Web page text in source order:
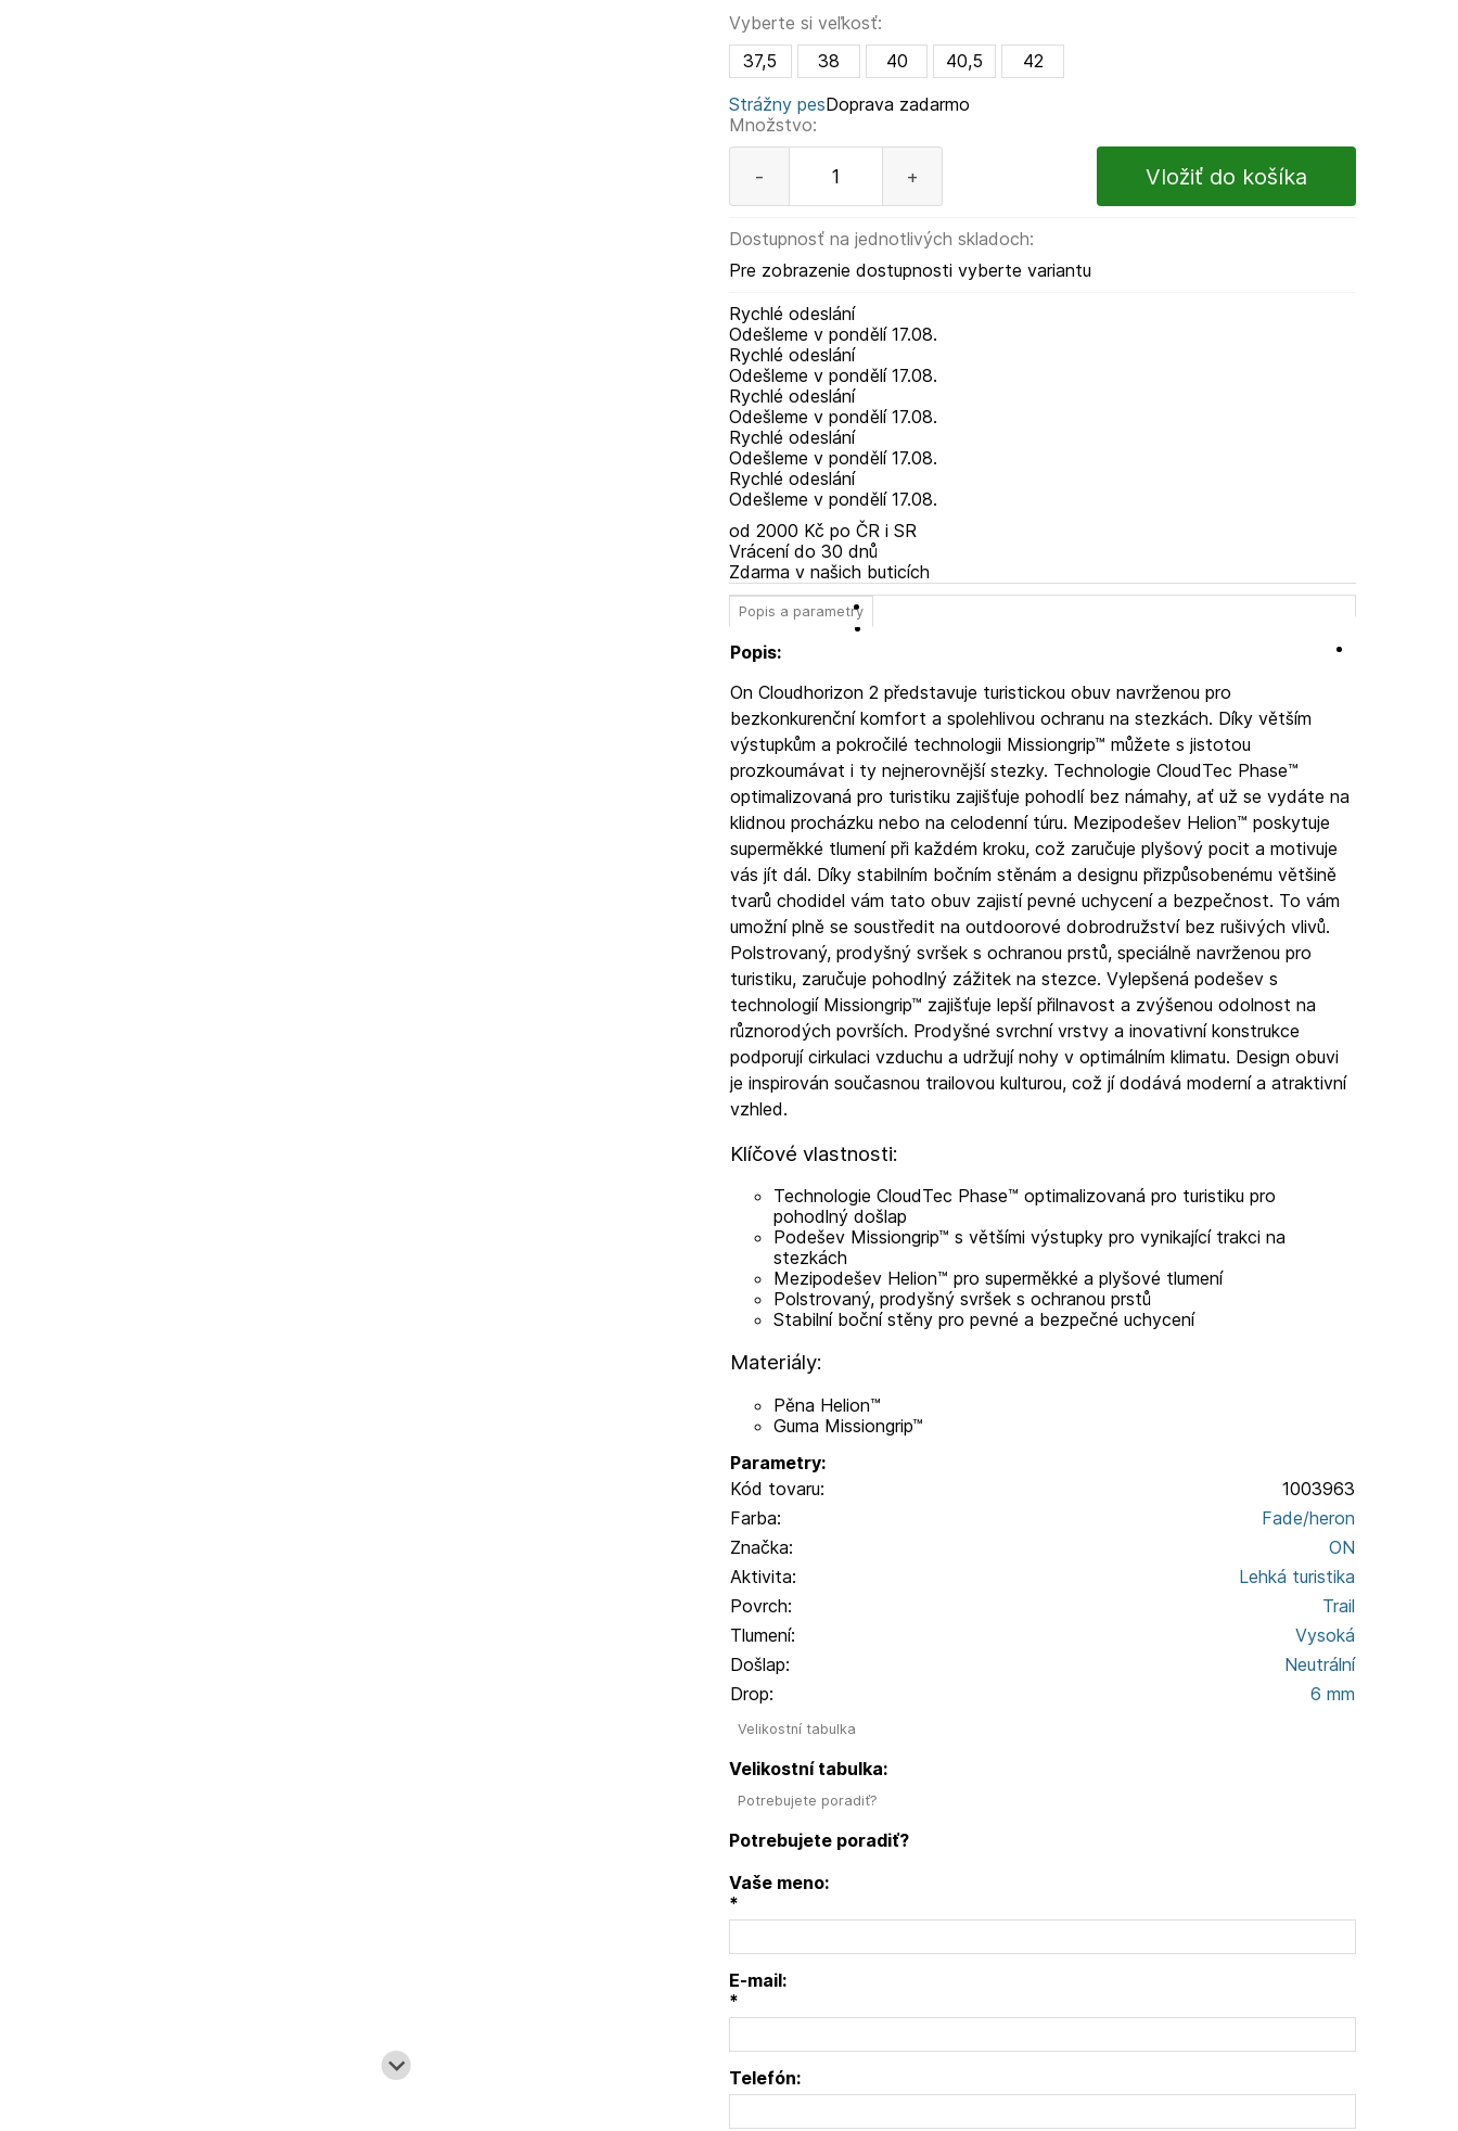
Vyberte si veľkosť:
37,5
38 40 40,5
42
Strážny pes
Množstvo:
- +
Dostupnosť na jednotlivých skladoch:
Pre zobrazenie dostupnosti vyberte variantu
Rychlé odeslání
Odešleme v pondělí17.08.
Rychlé odeslání
Odešleme v pondělí17.08.
Rychlé odeslání
Odešleme v pondělí17.08.
Rychlé odeslání
Odešleme v pondělí17.08.
Rychlé odeslání
Odešleme v pondělí17.08.
Doprava zadarmo
od 2000 Kč po ČR i SR
Vrácení do 30 dnů
Zdarma v našich buticích
Popis a parametry
Popis:
On Cloudhorizon 2 představuje turistickou obuv navrženou pro
bezkonkurenční komfort a spolehlivou ochranu na stezkách. Díky větším
výstupkům a pokročilé technologii Missiongrip™ můžete s jistotou
prozkoumávat i ty nejnerovnější stezky. Technologie CloudTec Phase™
optimalizovaná pro turistiku zajišťuje pohodlí bez námahy, ať už se vydáte na
klidnou procházku nebo na celodenní túru. Mezipodešev Helion™ poskytuje
superměkké tlumení při každém kroku, což zaručuje plyšový pocit a motivuje
vás jít dál. Díky stabilním bočním stěnám a designu přizpůsobenému většině
tvarů chodidel vám tato obuv zajistí pevné uchycení a bezpečnost. To vám
umožní plně se soustředit na outdoorové dobrodružství bez rušivých vlivů.
Polstrovaný, prodyšný svršek s ochranou prstů, speciálně navrženou pro
turistiku, zaručuje pohodlný zážitek na stezce. Vylepšená podešev s
technologií Missiongrip™ zajišťuje lepší přilnavost a zvýšenou odolnost na
různorodých površích. Prodyšné svrchní vrstvy a inovativní konstrukce
podporují cirkulaci vzduchu a udržují nohy v optimálním klimatu. Design obuvi
je inspirován současnou trailovou kulturou, což jí dodává moderní a atraktivní
vzhled.
Klíčové vlastnosti:
Technologie CloudTec Phase™ optimalizovaná pro turistiku pro
pohodlný došlap
Podešev Missiongrip™ s většími výstupky pro vynikající trakci na
stezkách
Mezipodešev Helion™ pro superměkké a plyšové tlumení
Polstrovaný, prodyšný svršek s ochranou prstů
Stabilní boční stěny pro pevné a bezpečné uchycení
Materiály:
Pěna Helion™
Guma Missiongrip™
Parametry:
Kód tovaru:
1003963
Farba:
Fade/heron
Značka:
ON
Aktivita:
Lehká turistika
Povrch:
Trail
Tlumení:
Vysoká
Došlap:
Neutrální
Drop:
6 mm
Velikostní tabulka
Velikostní tabulka:
Potrebujete poradiť?
Potrebujete poradiť?
Vaše meno:
*
E-mail:
*
Telefón: